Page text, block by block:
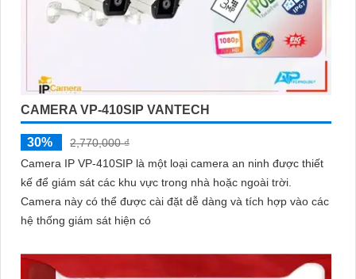
CAMERA VP-410SIP VANTECH
30%
2,770,000 ₫
Camera IP VP-410SIP là một loại camera an ninh được thiết
kế để giám sát các khu vực trong nhà hoặc ngoài trời.
Camera này có thể được cài đặt dễ dàng và tích hợp vào các
hệ thống giám sát hiện có